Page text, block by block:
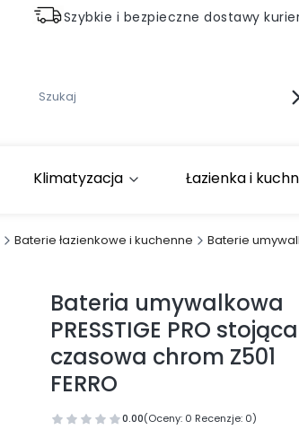
Szybkie i bezpieczne dostawy
Klimatyzacja Łazienka i
Baterie łazienkowe i kuchenne Baterie
Bateria umywalkowa
PRESSTIGE PRO stojąca
czasowa chrom Z501
FERRO
0.00(Oceny: 0 Recenzje: 0)